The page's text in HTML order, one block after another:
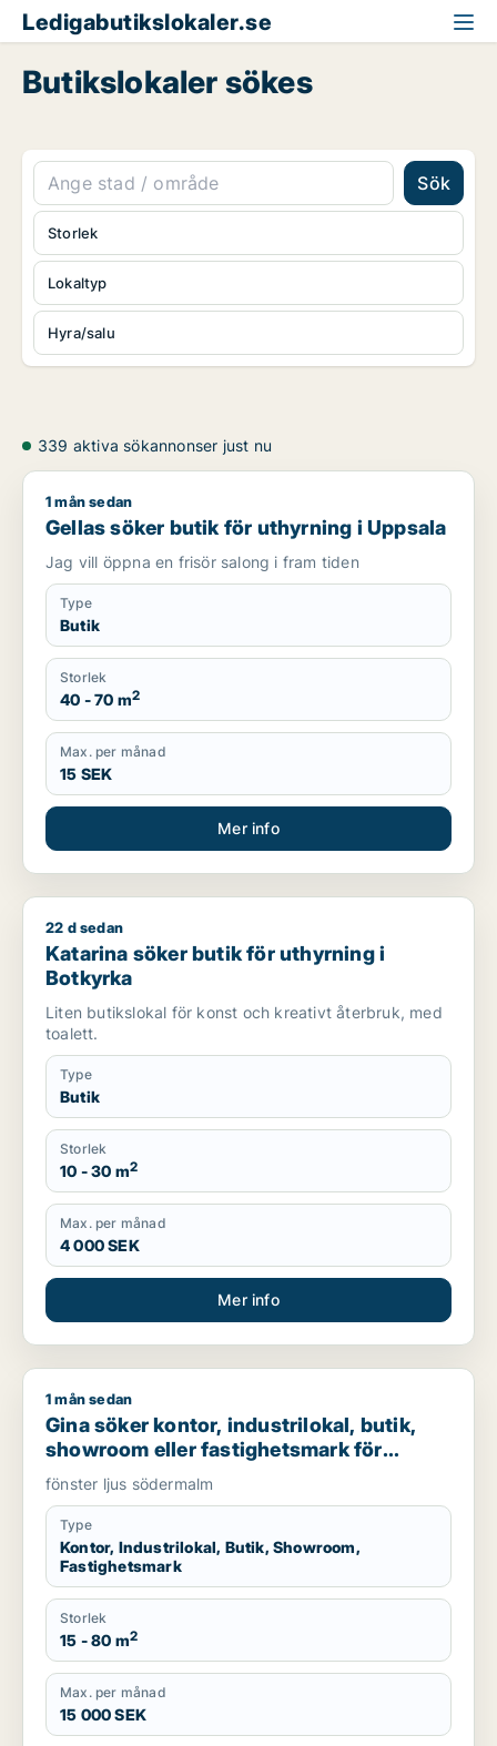
Ledigabutikslokaler.se
Butikslokaler sökes
Sök
Lokaltyp
Hyra/salu
Storlek
339 aktiva sökannonser just nu
Gellas söker butik för uthyrning i Uppsala
1 mån sedan
Gellas söker butik för uthyrning i Uppsala
Jag vill öppna en frisör salong i fram tiden
Type
Butik
Storlek
40 - 70 m2
Max. per månad
15 SEK
Mer info
Katarina söker butik för uthyrning i Botkyrka
22 d sedan
Katarina söker butik för uthyrning i
Botkyrka
Liten butikslokal för konst och kreativt återbruk, med
toalett.
Type
Butik
Storlek
10 - 30 m2
Max. per månad
4 000 SEK
Mer info
Gina söker kontor, industrilokal, butik, showroom eller
1 mån sedan
Gina söker kontor, industrilokal, butik,
showroom eller fastighetsmark för
uthyrning i Södermalm
fönster ljus södermalm
Type
Kontor, Industrilokal, Butik, Showroom,
Fastighetsmark
Storlek
15 - 80 m2
Max. per månad
15 000 SEK